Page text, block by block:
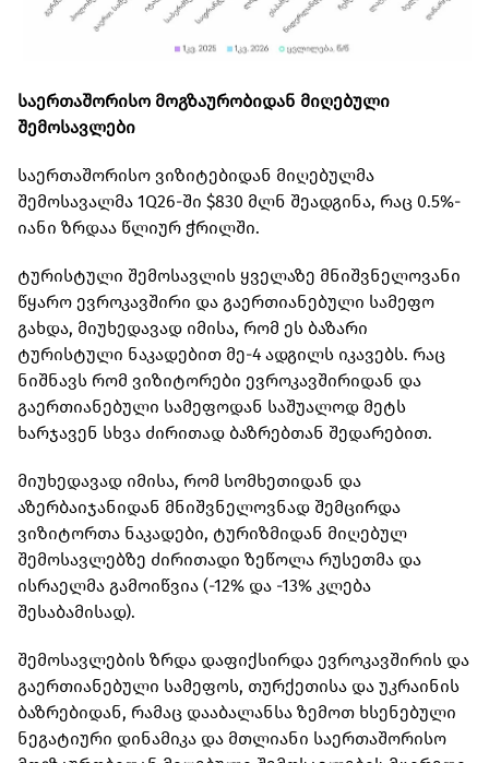
საერთაშორისო მოგზაურობიდან მიღებული
შემოსავლები
საერთაშორისო ვიზიტებიდან მიღებულმა
შემოსავალმა 1Q26-ში $830 მლნ შეადგინა, რაც 0.5%-
იანი ზრდაა წლიურ ჭრილში.
ტურისტული შემოსავლის ყველაზე მნიშვნელოვანი
წყარო ევროკავშირი და გაერთიანებული სამეფო
გახდა, მიუხედავად იმისა, რომ ეს ბაზარი
ტურისტული ნაკადებით მე-4 ადგილს იკავებს. რაც
ნიშნავს რომ ვიზიტორები ევროკავშირიდან და
გაერთიანებული სამეფოდან საშუალოდ მეტს
ხარჯავენ სხვა ძირითად ბაზრებთან შედარებით.
მიუხედავად იმისა, რომ სომხეთიდან და
აზერბაიჯანიდან მნიშვნელოვნად შემცირდა
ვიზიტორთა ნაკადები, ტურიზმიდან მიღებულ
შემოსავლებზე ძირითადი ზეწოლა რუსეთმა და
ისრაელმა გამოიწვია (-12% და -13% კლება
შესაბამისად).
შემოსავლების ზრდა დაფიქსირდა ევროკავშირის და
გაერთიანებული სამეფოს, თურქეთისა და უკრაინის
ბაზრებიდან, რამაც დააბალანსა ზემოთ ხსენებული
ნეგატიური დინამიკა და მთლიანი საერთაშორისო